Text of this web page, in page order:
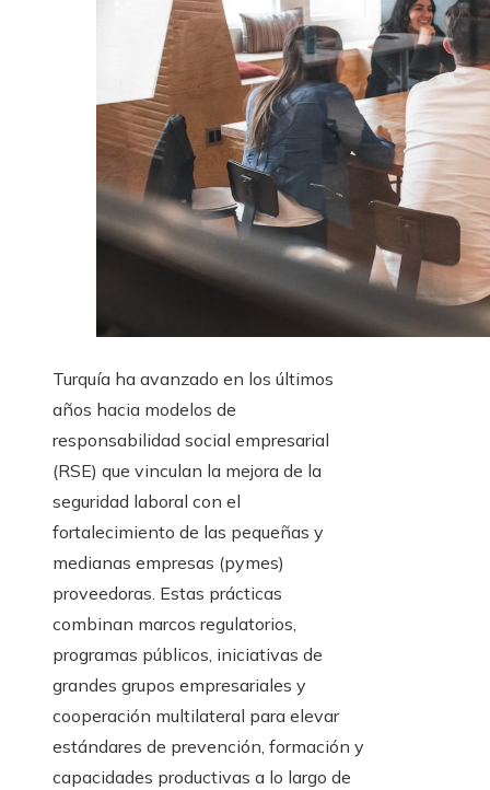
Turquía ha avanzado en los últimos
años hacia modelos de
responsabilidad social empresarial
(RSE) que vinculan la mejora de la
seguridad laboral con el
fortalecimiento de las pequeñas y
medianas empresas (pymes)
proveedoras. Estas prácticas
combinan marcos regulatorios,
programas públicos, iniciativas de
grandes grupos empresariales y
cooperación multilateral para elevar
estándares de prevención, formación y
capacidades productivas a lo largo de